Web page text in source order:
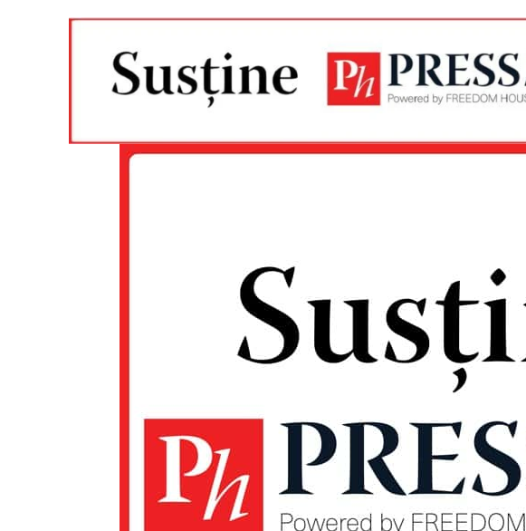
Un proiect
ROMÂNIA